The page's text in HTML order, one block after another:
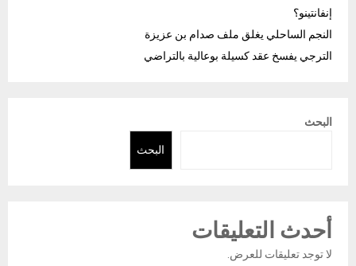
إنفانتينو؟
النجم الساحلي يغلق ملف صدام بن عزيزة
الترجي يفسخ عقد كسيلة بوعالية بالتراضي
البحث
البحث
أحدث التعليقات
لا توجد تعليقات للعرض.